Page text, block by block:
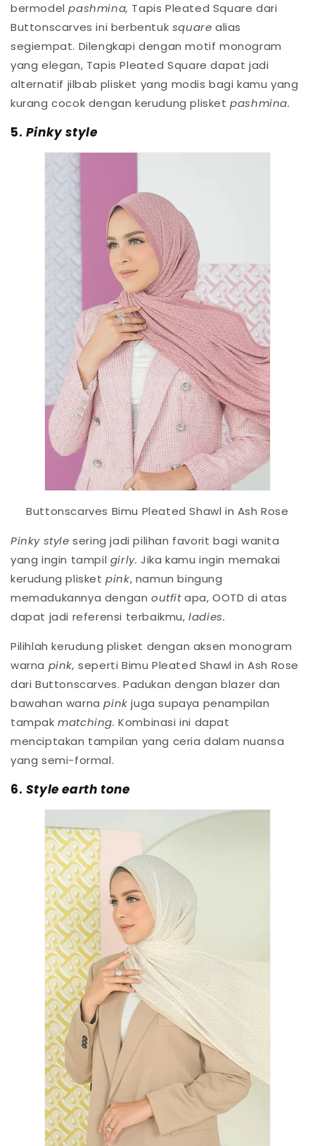
bermodelpashmina, Tapis Pleated Square dari
Buttonscarves ini berbentuk squarealias
segiempat. Dilengkapi dengan motif monogram
yang elegan, Tapis Pleated Square dapat jadi
alternatif jilbab plisket yang modis bagi kamu yang
kurang cocok dengan kerudung plisketpashmina.
5. Pinky style
Buttonscarves Bimu Pleated Shawl in Ash Rose
Pinky stylesering jadi pilihan favorit bagi wanita
yang ingin tampil girly.Jika kamu ingin memakai
kerudung plisketpink, namun bingung
memadukannya denganoutfitapa, OOTD di atas
dapat jadi referensi terbaikmu,ladies.
Pilihlah kerudung plisket dengan aksen monogram
warna pink,seperti Bimu Pleated Shawl in Ash Rose
dari Buttonscarves. Padukan dengan blazer dan
bawahan warnapinkjuga supaya penampilan
tampakmatching.Kombinasi ini dapat
menciptakan tampilan yang ceria dalam nuansa
yang semi-formal.
6. Style earth tone